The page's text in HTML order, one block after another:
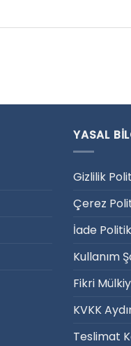
YASAL
Gizlilik
Çerez
İade
Kullanım
Fikri
KVKK
Teslimat